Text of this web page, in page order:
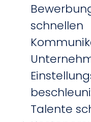
schnellen
Talente